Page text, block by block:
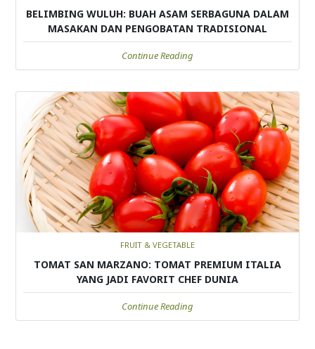
BELIMBING WULUH: BUAH ASAM SERBAGUNA DALAM
MASAKAN DAN PENGOBATAN TRADISIONAL
Continue Reading
FRUIT & VEGETABLE
TOMAT SAN MARZANO: TOMAT PREMIUM ITALIA
YANG JADI FAVORIT CHEF DUNIA
Continue Reading